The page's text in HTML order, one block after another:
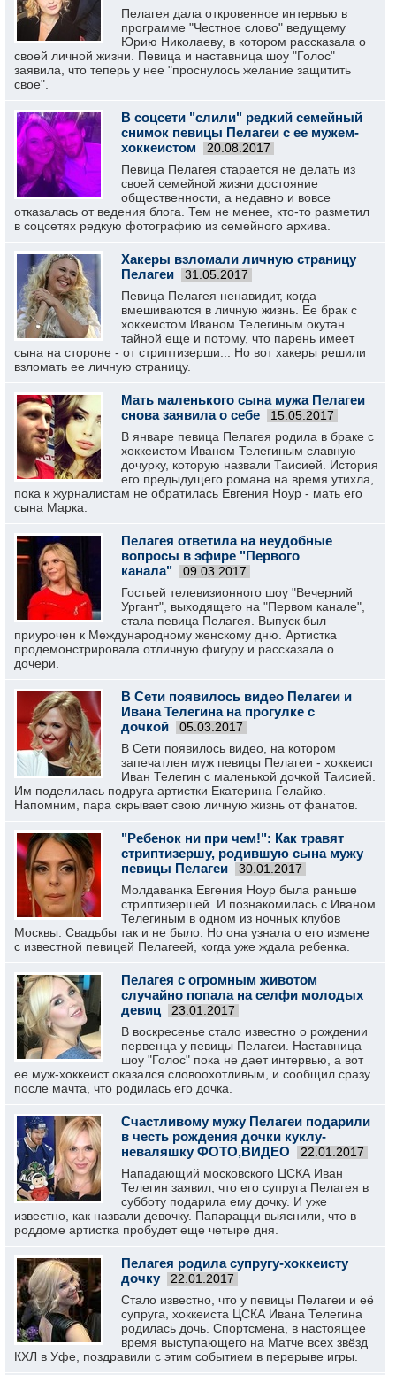
Пелагея дала откровенное интервью в
программе "Честное слово" ведущему
Юрию Николаеву, в котором рассказала о
своей личной жизни. Певица и наставница шоу "Голос"
заявила, что теперь у нее "проснулось желание защитить
свое".
В соцсети "слили" редкий семейный
снимок певицы Пелагеи с ее мужем-
хоккеистом
20.08.2017
Певица Пелагея старается не делать из
своей семейной жизни достояние
общественности, а недавно и вовсе
отказалась от ведения блога. Тем не менее, кто-то разметил
в соцсетях редкую фотографию из семейного архива.
Хакеры взломали личную страницу
Пелагеи
31.05.2017
Певица Пелагея ненавидит, когда
вмешиваются в личную жизнь. Ее брак с
хоккеистом Иваном Телегиным окутан
тайной еще и потому, что парень имеет
сына на стороне - от стриптизерши... Но вот хакеры решили
взломать ее личную страницу.
Мать маленького сына мужа Пелагеи
снова заявила о себе
15.05.2017
В январе певица Пелагея родила в браке с
хоккеистом Иваном Телегиным славную
дочурку, которую назвали Таисией. История
его предыдущего романа на время утихла,
пока к журналистам не обратилась Евгения Ноур - мать его
сына Марка.
Пелагея ответила на неудобные
вопросы в эфире "Первого
канала"
09.03.2017
Гостьей телевизионного шоу "Вечерний
Ургант", выходящего на "Первом канале",
стала певица Пелагея. Выпуск был
приурочен к Международному женскому дню. Артистка
продемонстрировала отличную фигуру и рассказала о
дочери.
В Сети появилось видео Пелагеи и
Ивана Телегина на прогулке с
дочкой
05.03.2017
В Сети появилось видео, на котором
запечатлен муж певицы Пелагеи - хоккеист
Иван Телегин с маленькой дочкой Таисией.
Им поделилась подруга артистки Екатерина Гелайко.
Напомним, пара скрывает свою личную жизнь от фанатов.
"Ребенок ни при чем!": Как травят
стриптизершу, родившую сына мужу
певицы Пелагеи
30.01.2017
Молдаванка Евгения Ноур была раньше
стриптизершей. И познакомилась с Иваном
Телегиным в одном из ночных клубов
Москвы. Свадьбы так и не было. Но она узнала о его измене
с известной певицей Пелагеей, когда уже ждала ребенка.
Пелагея с огромным животом
случайно попала на селфи молодых
девиц
23.01.2017
В воскресенье стало известно о рождении
первенца у певицы Пелагеи. Наставница
шоу "Голос" пока не дает интервью, а вот
ее муж-хоккеист оказался словоохотливым, и сообщил сразу
после мачта, что родилась его дочка.
Счастливому мужу Пелагеи подарили
в честь рождения дочки куклу-
неваляшку ФОТО,ВИДЕО
22.01.2017
Нападающий московского ЦСКА Иван
Телегин заявил, что его супруга Пелагея в
субботу подарила ему дочку. И уже
известно, как назвали девочку. Папарацци выяснили, что в
роддоме артистка пробудет еще четыре дня.
Пелагея родила супругу-хоккеисту
дочку
22.01.2017
Стало известно, что у певицы Пелагеи и её
супруга, хоккеиста ЦСКА Ивана Телегина
родилась дочь. Спортсмена, в настоящее
время выступающего на Матче всех звёзд
КХЛ в Уфе, поздравили с этим событием в перерыве игры.